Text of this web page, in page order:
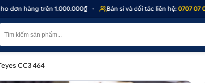
hàng trên 1.000.000₫ • Bán sỉ và đối tác liên hệ:0707 07 08 09
CC3 464